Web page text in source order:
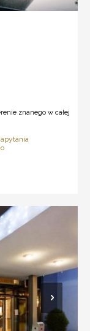
znanego w całej